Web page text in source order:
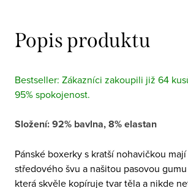
Popis produktu
Bestseller: Zákazníci zakoupili již 64
95% spokojenost.
Složení: 92% bavlna, 8% elastan
Pánské boxerky s kratší nohavičkou
středového švu a našitou pasovou
která skvěle kopíruje tvar těla a nikde